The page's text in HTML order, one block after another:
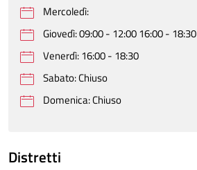
Mercoledì:
Giovedì: 09:00 - 12:00 16:00 - 18:30
Venerdì: 16:00 - 18:30
Sabato: Chiuso
Domenica: Chiuso
Distretti